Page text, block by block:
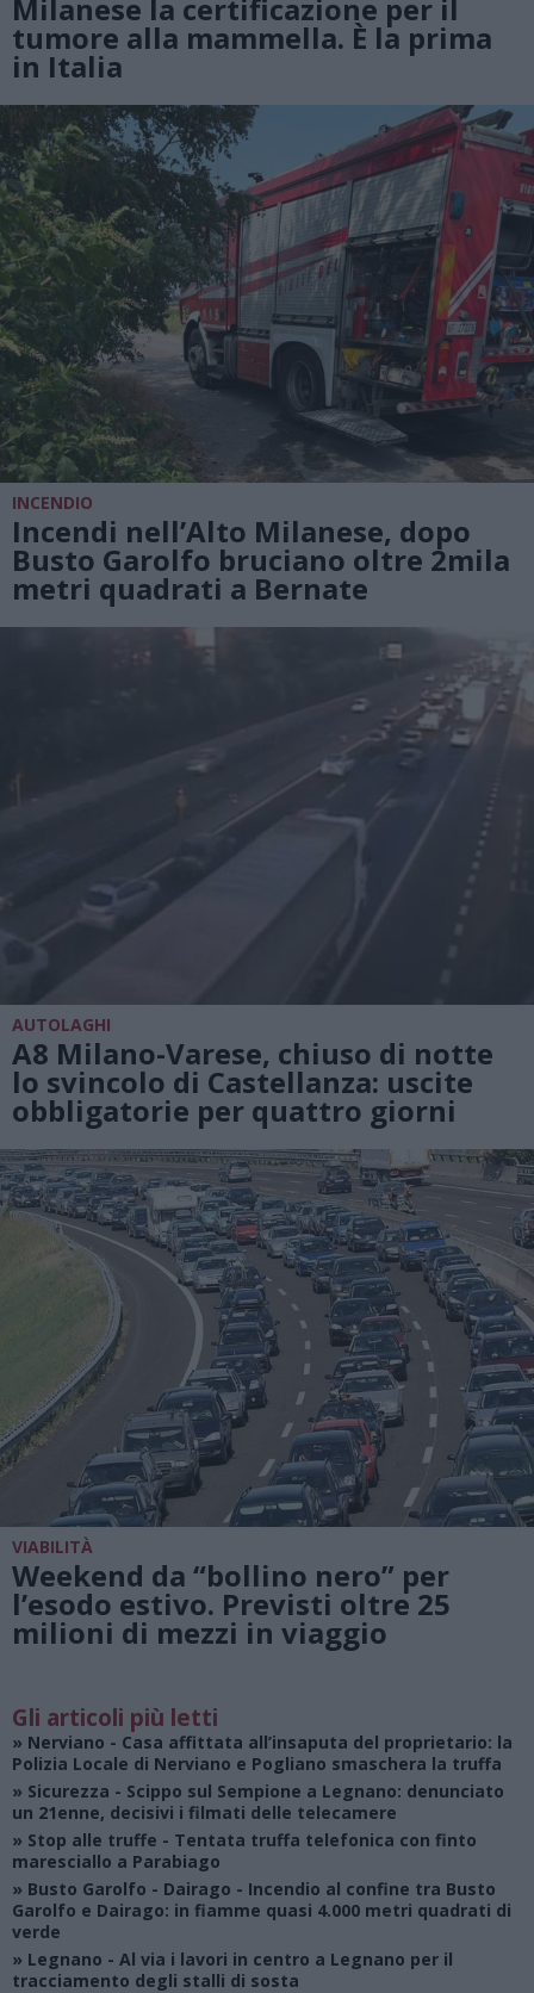
Milanese la certificazione per il
tumore alla mammella. È la prima
in Italia
INCENDIO
Incendi nell’Alto Milanese, dopo
Busto Garolfo bruciano oltre 2mila
metri quadrati a Bernate
AUTOLAGHI
A8 Milano-Varese, chiuso di notte
lo svincolo di Castellanza: uscite
obbligatorie per quattro giorni
VIABILITÀ
Weekend da “bollino nero” per
l’esodo estivo. Previsti oltre 25
milioni di mezzi in viaggio
Gli articoli più letti
» Nerviano - Casa affittata all’insaputa del proprietario: la
Polizia Locale di Nerviano e Pogliano smaschera la truffa
» Sicurezza - Scippo sul Sempione a Legnano: denunciato
un 21enne, decisivi i filmati delle telecamere
» Stop alle truffe - Tentata truffa telefonica con finto
maresciallo a Parabiago
» Busto Garolfo - Dairago - Incendio al confine tra Busto
Garolfo e Dairago: in fiamme quasi 4.000 metri quadrati di
verde
» Legnano - Al via i lavori in centro a Legnano per il
tracciamento degli stalli di sosta